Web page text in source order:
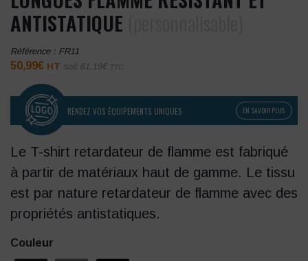
ANTISTATIQUE
Référence : FR11
50,99€ HT soit 61,19€ TTC
RENDEZ VOS ÉQUIPEMENTS UNIQUES EN SAVOIR PLUS
Le T-shirt retardateur de flamme est fabriqué
à partir de matériaux haut de gamme. Le tissu
est par nature retardateur de flamme avec des
propriétés antistatiques.
Couleur